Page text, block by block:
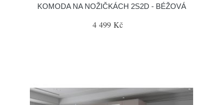
KOMODA NA NOŽIČKÁCH 2S2D - BÉŽOVÁ
4 499 Kč